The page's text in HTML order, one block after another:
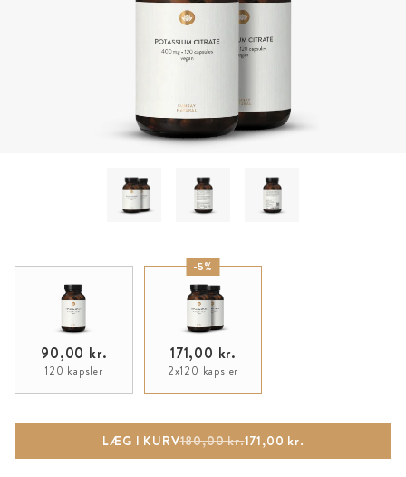
90,00 kr.
120 kapsler
-5%
171,00 kr.
2x120 kapsler
LÆG I KURV 171,00 kr.
180,00 kr.